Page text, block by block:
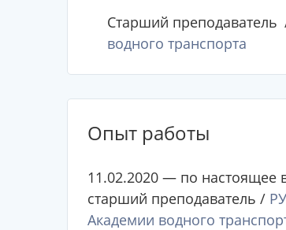
Старший преподаватель
водного транспорта
Опыт работы
11.02.2020 — по настоящее
старший преподаватель /
Академии водного